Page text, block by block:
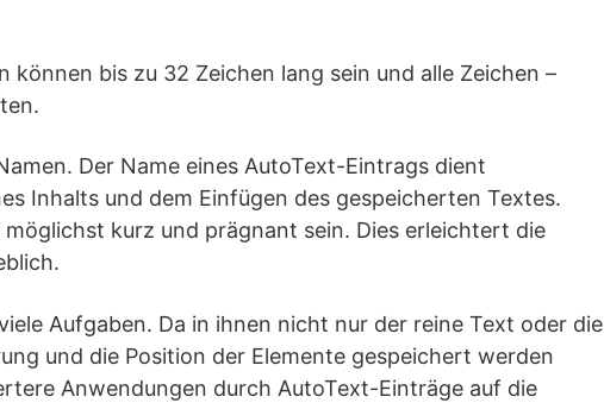
können bis zu 32 Zeichen lang sein und alle Zeichen –
Der Name eines AutoText-Eintrags dient
Inhalts und dem Einfügen des gespeicherten Textes.
kurz und prägnant sein. Dies erleichtert die
Aufgaben. Da in ihnen nicht nur der reine Text oder die
und die Position der Elemente gespeichert werden
Anwendungen durch AutoText-Einträge auf die